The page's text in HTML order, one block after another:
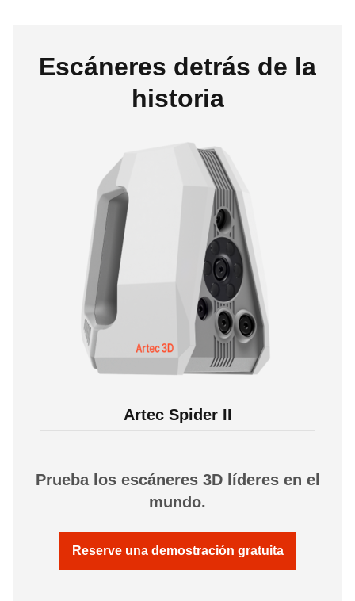
Escáneres detrás de la
historia
Artec Spider II
Prueba los escáneres 3D líderes en el
mundo.
Reserve una demostración gratuita